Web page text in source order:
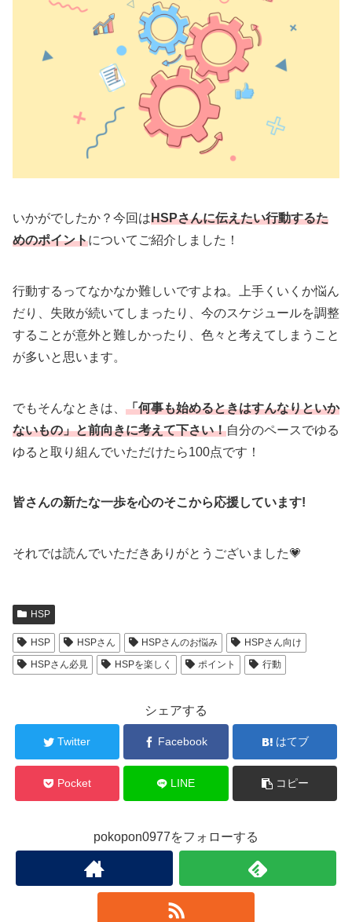
いかがでしたか？今回はHSPさんに伝えたい行動するた
めのポイントについてご紹介しました！
行動するってなかなか難しいですよね。上手くいくか悩ん
だり、失敗が続いてしまったり、今のスケジュールを調整
することが意外と難しかったり、色々と考えてしまうこと
が多いと思います。
でもそんなときは、 「何事も始めるときはすんなりといか
ないもの」と前向きに考えて下さい！自分のペースでゆる
ゆると取り組んでいただけたら100点です！
皆さんの新たな一歩を心のそこから応援しています!
それでは読んでいただきありがとうございました💗
HSP
HSP HSPさん HSPさんのお悩み
HSPさん向け
HSPさん必見
HSPを楽しく ポイント 行動
シェアする
Twitter Facebook はてブ
Pocket LINE コピー
pokopon0977をフォローする